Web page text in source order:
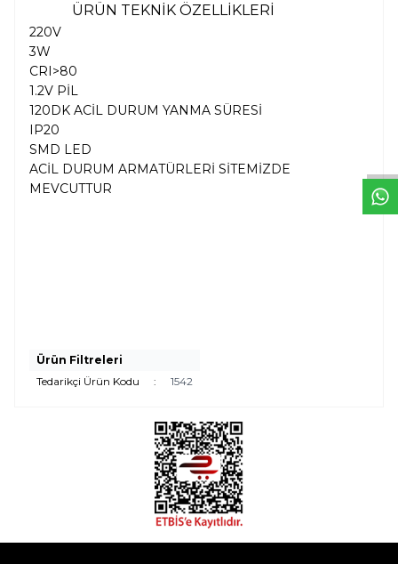
ÜRÜN TEKNİK ÖZELLİKLERİ
220V
3W
CRI>80
1.2V PİL
120DK ACİL DURUM YANMA SÜRESİ
IP20
SMD LED
ACİL DURUM ARMATÜRLERİ SİTEMİZDE
MEVCUTTUR
Ürün Filtreleri
Tedarikçi Ürün Kodu
: 1542